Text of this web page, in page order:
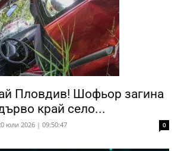
Пловдив! Шофьор загина
край село...
юли 2026 | 09:50:47 0